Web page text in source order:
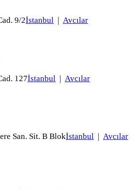
9/2İstanbul | Avcılar
127İstanbul | Avcılar
San. Sit. B Blokİstanbul | Avcılar